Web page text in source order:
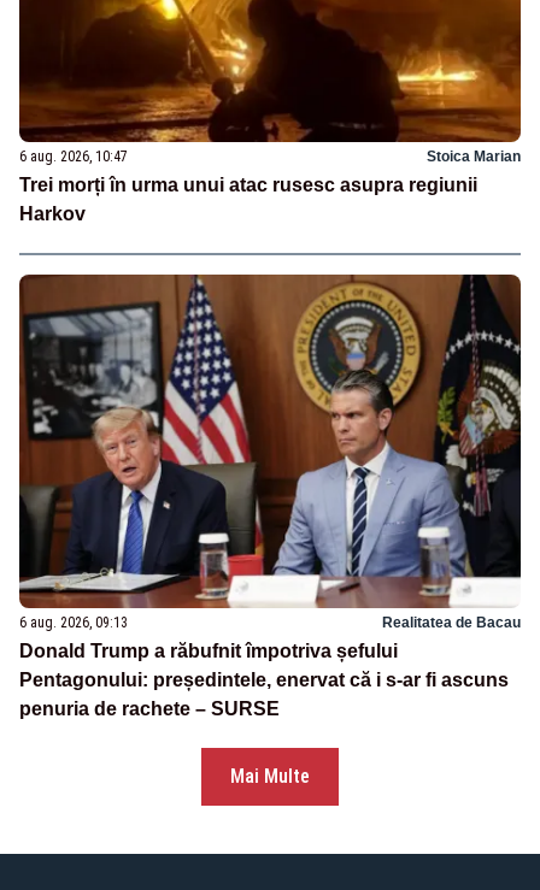
6 aug. 2026, 10:47 Stoica Marian
Trei morți în urma unui atac rusesc asupra regiunii
Harkov
6 aug. 2026, 09:13 Realitatea de Bacau
Donald Trump a răbufnit împotriva șefului
Pentagonului: președintele, enervat că i s-ar fi ascuns
penuria de rachete – SURSE
Mai Multe